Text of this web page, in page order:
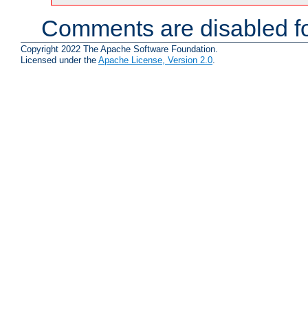
Comments are disabled
Copyright 2022 The Apache Software Foundation.
Licensed under the Apache License, Version 2.0.